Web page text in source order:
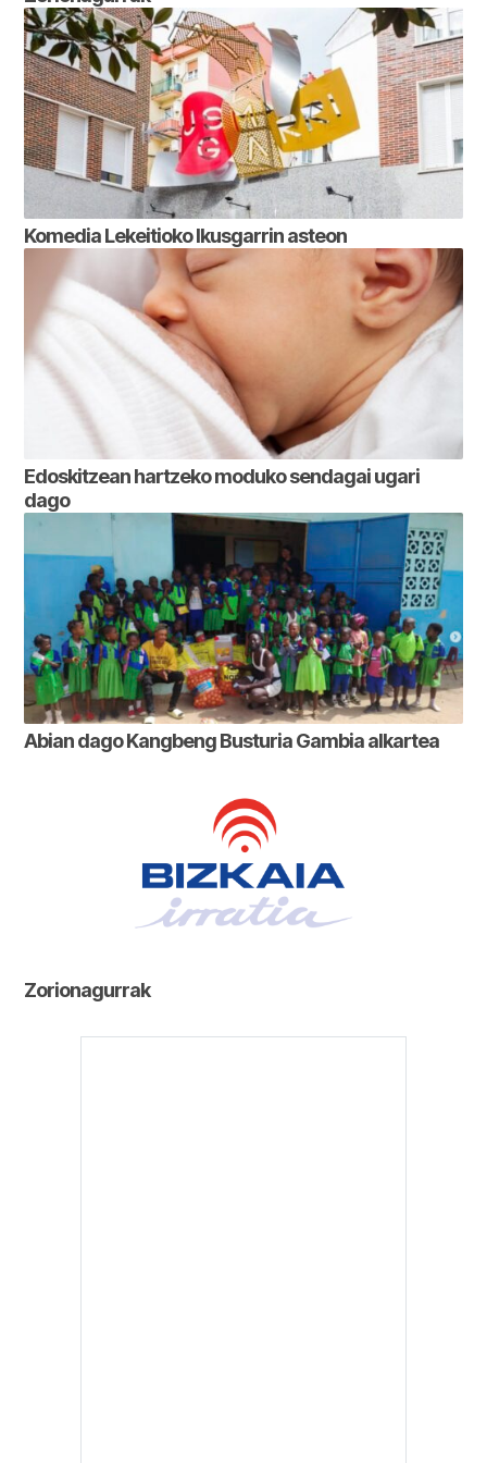
Komedia Lekeitioko Ikusgarrin asteon
Edoskitzean hartzeko moduko sendagai ugari
dago
Abian dago Kangbeng Busturia Gambia alkartea
Zorionagurrak